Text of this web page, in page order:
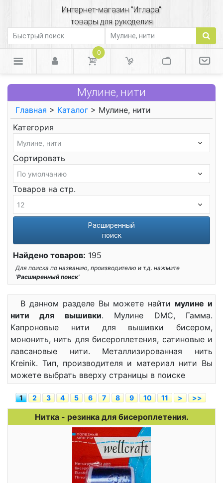
Интернет-магазин "Иглара"
товары для рукоделия
0
Мулине, нити
Главная > Каталог > Мулине, нити
Категория
Сортировать
Товаров на стр.
Расширенный
поиск
Найдено товаров: 195
Для поиска по названию, производителю и т.д. нажмите
'Расширенный поиск'
В данном разделе Вы можете найти мулине и
нити для вышивки. Мулине DMC, Гамма.
Капроновые нити для вышивки бисером,
мононить, нить для бисероплетения, сатиновые и
лавсановые нити. Металлизированная нить
Kreinik. Тип, производителя и материал нити Вы
можете выбрать вверху страницы в поиске
1 2 3 4 5 6 7 8 9 10 11 > >>
Нитка - резинка для бисероплетения.